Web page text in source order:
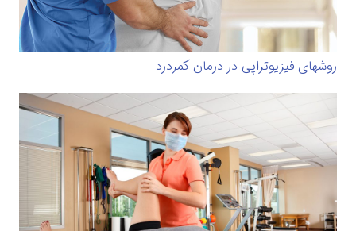
روشهای فیزیوتراپی در درمان کمردرد